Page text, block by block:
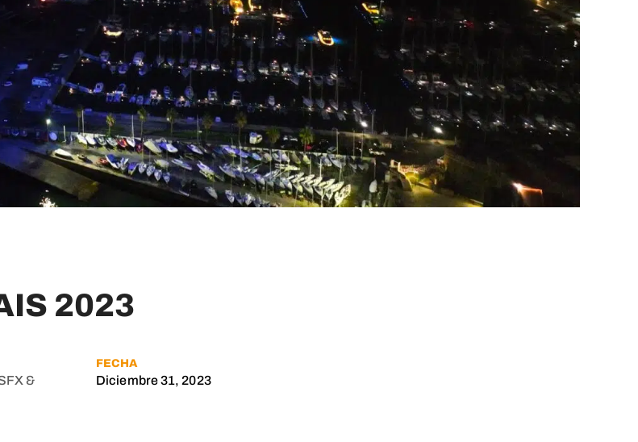
2023
&
FECHA
Diciembre 31, 2023